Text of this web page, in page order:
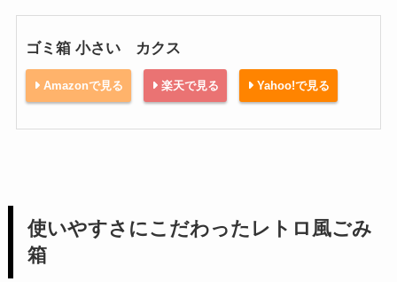
ゴミ箱 小さい カクス
Amazonで見る 楽天で見る Yahoo!で見る
使いやすさにこだわったレトロ風ごみ
箱